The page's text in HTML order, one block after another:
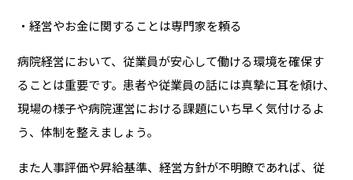
・経営やお金に関することは専門家を頼る
病院経営において、従業員が安心して働ける環境を確保す
ることは重要です。患者や従業員の話には真摯に耳を傾け、
現場の様子や病院運営における課題にいち早く気付けるよ
う、体制を整えましょう。
また人事評価や昇給基準、経営方針が不明瞭であれば、従